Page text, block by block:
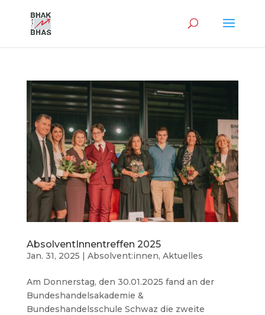
AbsolventInnentreffen 2025
Jan. 31, 2025 | Absolvent:innen, Aktuelles
Am Donnerstag, den 30.01.2025 fand an der
Bundeshandelsakademie &
Bundeshandelsschule Schwaz die zweite